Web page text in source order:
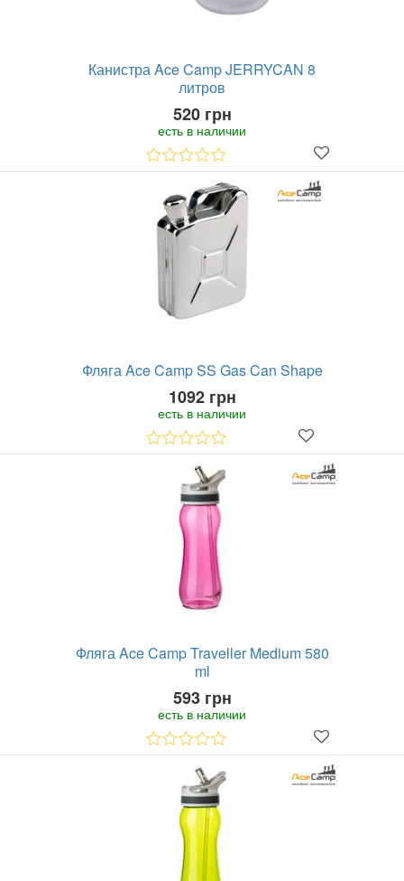
Канистра Ace Camp JERRYCAN 8
литров
520 грн
есть в наличии
Фляга Ace Camp SS Gas Can Shape
1092 грн
есть в наличии
Фляга Ace Camp Traveller Medium 580
ml
593 грн
есть в наличии